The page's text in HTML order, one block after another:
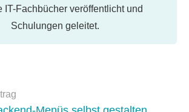
IT-Fachbücher veröffentlicht und
Schulungen geleitet.